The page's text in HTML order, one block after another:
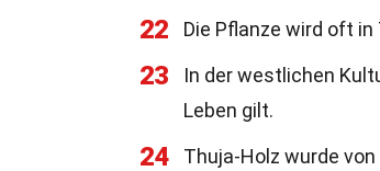
22 Die Pflanze wird oft
23
In der westlichen
Leben gilt.
24 Thuja-Holz wurde